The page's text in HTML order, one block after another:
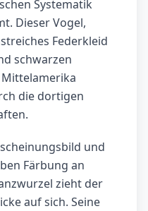
Systematik
Dieser Vogel,
Federkleid
schwarzen
die dortigen
und
Färbung an
zieht der
auf sich. Seine